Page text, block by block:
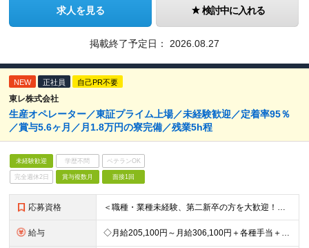
求人を見る 検討中に入れる
掲載終了予定日： 2026.08.27
NEW 正社員 自己PR不要
東レ株式会社
生産オペレーター／東証プライム上場／未経験歓迎／定着率95％
／賞与5.6ヶ月／月1.8万円の寮完備／残業5h程
未経験歓迎 学歴不問 ベテランOK
完全週休2日 賞与複数月 面接1回
応募資格 ＜職種・業種未経験、第二新卒の方を大歓迎！＞ これまでの経験や専門知識は一切問いません！ 「東レで正社員として頑張りたい」という意欲を重視した採用です★ 【応募条件】 ・高卒以上の方 ＜こんな方を
給与 ◇月給205,100円～月給306,100円＋各種手当＋賞与年2回 ※一律支給：交代手当（2万5,000円）が月給に含まれます。 ※経験・能力を考慮したうえで決定 ※時間外手当は別途、全額支給 ※試